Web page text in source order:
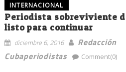
INTERNACIONAL
Periodista sobreviviente
listo para continuar
diciembre 6, 2016
Redacción
Cubaperiodistas
Comment(0)